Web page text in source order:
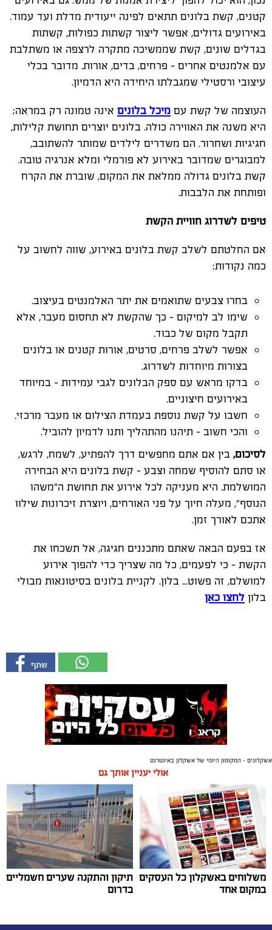
קטנים, קשת בלונים תתאים לפינה ייעודית מדלת ועד עמוד.
באירועים גדולים, אפשר ליצור קשתות כפולות, קשתות
בגדלים שונים, קשת שממשיכה מתקרה לרצפה או משתלבת
עם אלמנטים אחרים – פרחים, בדים, אורות. מדובר בכלי
עיצובי ורסטילי שמגבלתו היחידה היא הדמיון.
העוצמה של קשת עם מיכל בלונים אינה טמונה רק במראה;
היא משנה את האווירה כולה. בלונים יוצרים תחושת קלילות,
חגיגיות ושחרור. הם משדרים לילדים שמותר להשתובב,
למבוגרים שמדובר באירוע לא פורמלי ומלא אנרגיה טובה.
קשת בלונים גדולה ממלאת את המקום, שוברת את הקרח
ופותחת את הלבבות.
טיפים לשדרוג חוויית הקשת
אם החלטתם לשלב קשת בלונים באירוע, שווה לחשוב על
כמה נקודות:
בחרו צבעים שתואמים את יתר האלמנטים בעיצוב.
שימו לב למיקום – כך שהקשת לא תחסום מעבר, אלא
תקבל מקום של כבוד.
אפשר לשלב פרחים, סרטים, אורות קטנים או בלונים
בצורות מיוחדות לשדרוג.
בדקו מראש עם ספק הבלונים לגבי עמידות – במיוחד
באירועים חיצוניים.
חשבו על קשת נוספת בעמדת הצילום או מעבר מרכזי.
והכי חשוב – תיהנו מהתהליך ותנו לדמיון להוביל.
לסיכום, בין אם אתם מחפשים דרך להפתיע, לשמח, לרגש,
או סתם להוסיף שמחה וצבע – קשת בלונים היא הבחירה
המושלמת. היא מעניקה לכל אירוע את תחושת ה"משהו
הנוסף", מעלה חיוך על פני האורחים, ויוצרת זיכרונות שילוו
אתכם לאורך זמן.
אז בפעם הבאה שאתם מתכננים חגיגה, אל תשכחו את
הקשת – כי לפעמים, כל מה שצריך כדי להפוך אירוע
למושלם, זה פשוט... בלון. לקניית בלונים בסיטונאות מבולי
בלון לחצו כאן
אשקלונים - המקומון היומי של אשקלון באינטרנט
אולי יעניין אותך גם
משלוחים באשקלון כל העסקים
במקום אחד
תיקון והתקנה שערים חשמליים
בדרום